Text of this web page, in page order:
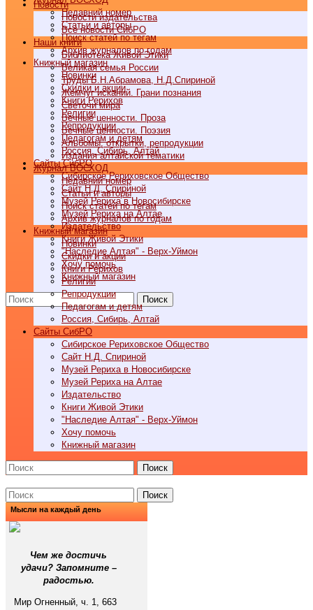
Недавний номер
Статьи и авторы
Поиск статей по тегам
Архив журналов по годам
Книжный магазин
Новинки
Скидки и акции
Книги Рерихов
Религии
Репродукции
Педагогам и детям
Россия, Сибирь, Алтай
Cайты СибРО
Сибирское Рериховское Общество
Сайт Н.Д. Спириной
Музей Рериха в Новосибирске
Музей Рериха на Алтае
Издательство
Книги Живой Этики
"Наследие Алтая" - Верх-Уймон
Хочу помочь
Книжный магазин
Поиск
Новости
Новости издательства
Все новости СибРО
Наши книги
Библиотека Живой Этики
Великая семья России
Труды Б.Н.Абрамова, Н.Д.Спириной
Жемчуг исканий. Грани познания
Светочи мира
Вечные ценности. Проза
Вечные ценности. Поэзия
Альбомы, открытки, репродукции
Издания алтайской тематики
Журнал ВОСХОД
Недавний номер
Статьи и авторы
Поиск статей по тегам
Архив журналов по годам
Книжный магазин
Новинки
Скидки и акции
Книги Рерихов
Религии
Репродукции
Педагогам и детям
Россия, Сибирь, Алтай
Cайты СибРО
Сибирское Рериховское Общество
Сайт Н.Д. Спириной
Музей Рериха в Новосибирске
Музей Рериха на Алтае
Издательство
Книги Живой Этики
"Наследие Алтая" - Верх-Уймон
Хочу помочь
Книжный магазин
Поиск
Поиск
Мысли на каждый день
Чем же достичь
удачи? Запомните –
радостью.
Мир Огненный, ч. 1, 663